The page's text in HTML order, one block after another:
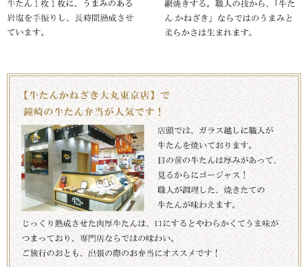
伊達揚げ とうもろこし黄金比揚げ
季節のかねささ（せり）
鯛めしの素
シープロテイン
10BAR(テンバー)
牛たん かねざき
はらこ飯物語 鐘崎屋の天然だし